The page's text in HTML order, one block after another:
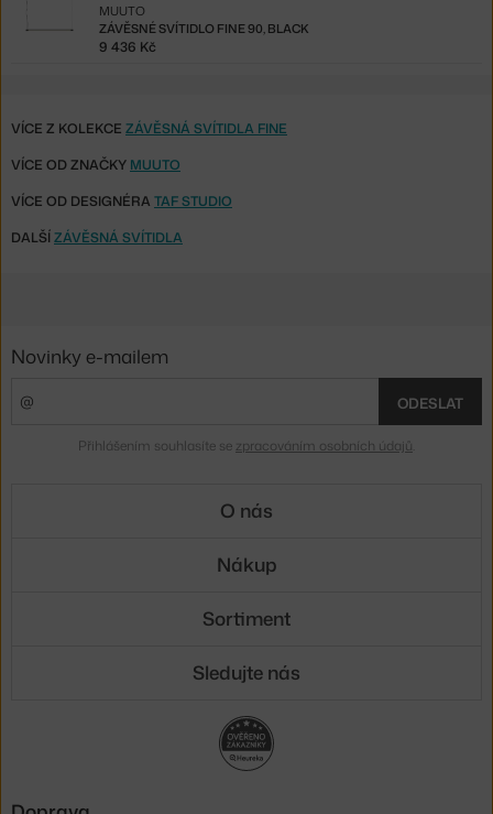
ZÁVĚSNÉ SVÍTIDLO FINE 90, BLACK
MUUTO
9 436 Kč
VÍCE Z KOLEKCE ZÁVĚSNÁ SVÍTIDLA FINE
VÍCE OD ZNAČKY MUUTO
VÍCE OD DESIGNÉRA TAF STUDIO
DALŠÍZÁVĚSNÁ SVÍTIDLA
Novinky e-mailem
ODESLAT
Přihlášením souhlasíte se zpracováním osobních údajů
O nás
Nákup
Sortiment
Sledujte nás